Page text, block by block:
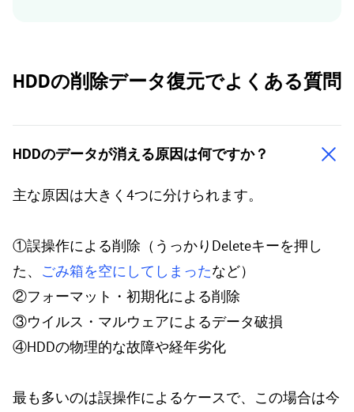
HDDの削除データ復元でよくある質問
HDDのデータが消える原因は何ですか？
主な原因は大きく4つに分けられます。
①誤操作による削除（うっかりDeleteキーを押し
た、 ごみ箱を空にしてしまったなど）
②フォーマット・初期化による削除
③ウイルス・マルウェアによるデータ破損
④HDDの物理的な故障や経年劣化
最も多いのは誤操作によるケースで、この場合は今